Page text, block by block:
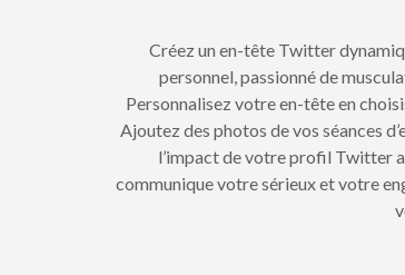
Créez un en-tête Twitter
personnel, passionné de
Personnalisez votre en-tête en
Ajoutez des photos de vos séances
l’impact de votre profil Twitter
communique votre sérieux et votre